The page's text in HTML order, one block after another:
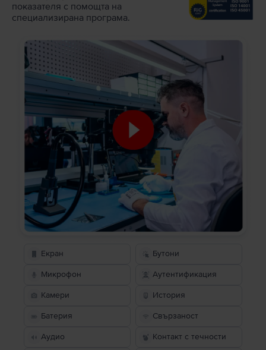
показателя с помощта на
специализирана програма.
Екран Бутони
Микрофон Аутентификация
Камери История
Батерия Свързаност
Аудио
Контакт с течности